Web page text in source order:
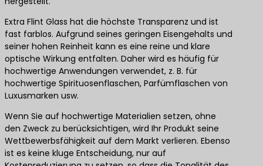
Extra Flint Glass hat die höchste Transparenz und ist
fast farblos. Aufgrund seines geringen Eisengehalts und
seiner hohen Reinheit kann es eine reine und klare
optische Wirkung entfalten. Daher wird es häufig für
hochwertige Anwendungen verwendet, z. B. für
hochwertige Spirituosenflaschen, Parfümflaschen von
Luxusmarken usw.
Wenn Sie auf hochwertige Materialien setzen, ohne
den Zweck zu berücksichtigen, wird Ihr Produkt seine
Wettbewerbsfähigkeit auf dem Markt verlieren. Ebenso
ist es keine kluge Entscheidung, nur auf